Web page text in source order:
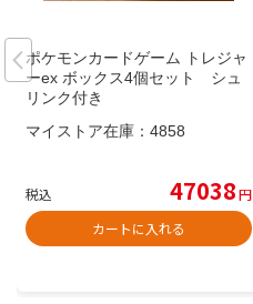
ポケモンカードゲーム トレジャ
ーex ボックス4個セット シュ
リンク付き
マイストア在庫： 4858
税込 47038円
カートに入れる